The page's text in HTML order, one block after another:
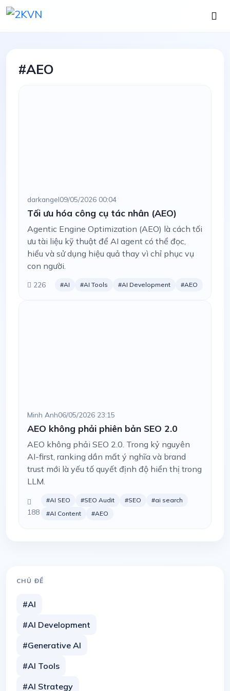
#AEO
darkangel09/05/2026 00:04
Tối ưu hóa công cụ tác nhân (AEO)
Agentic Engine Optimization (AEO) là cách tối
ưu tài liệu kỹ thuật để AI agent có thể đọc,
hiểu và sử dụng hiệu quả thay vì chỉ phục vụ
con người.
226 #AI #AI Tools #AI Development #AEO
Minh Anh06/05/2026 23:15
AEO không phải phiên bản SEO 2.0
AEO không phải SEO 2.0. Trong kỷ nguyên
AI-first, ranking dần mất ý nghĩa và brand
trust mới là yếu tố quyết định độ hiển thị trong
LLM.
188
#AI SEO #SEO Audit #SEO
#ai search
#AI Content
#AEO
CHỦ ĐỀ
#AI
#AI Development
#Generative AI
#AI Tools
#AI Strategy